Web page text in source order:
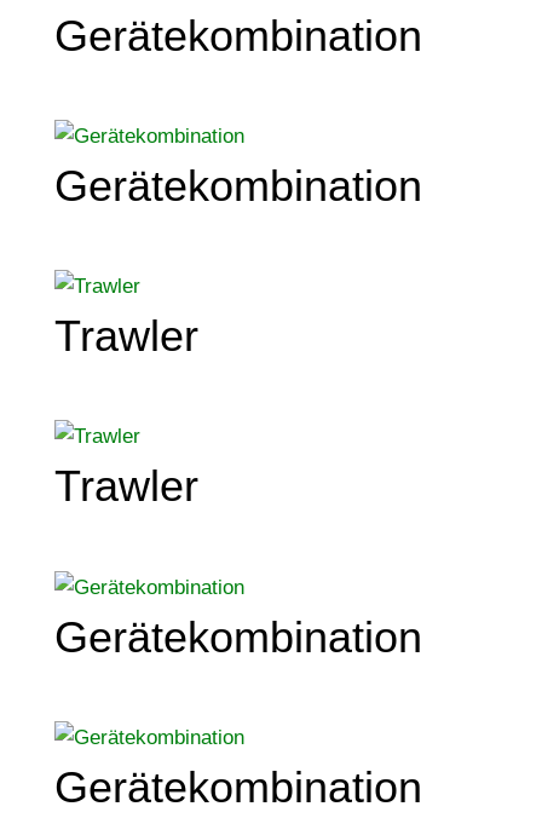
Gerätekombination
Gerätekombination
Trawler
Trawler
Gerätekombination
Gerätekombination